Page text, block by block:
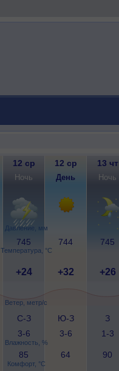
Давление, мм
Температура, °C
Ветер, метр/с
Влажность, %
Комфорт, °C
12 ср 12 ср 13 чт
Ночь День Ночь
745 744 745
+24 +32 +26
С-З
3-6
Ю-З
3-6
З
1-3
85 64 90